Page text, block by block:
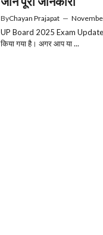
ByChayan Prajapat —
UP Board 2025 Exam Update:
किया गया है। अगर आप या ...